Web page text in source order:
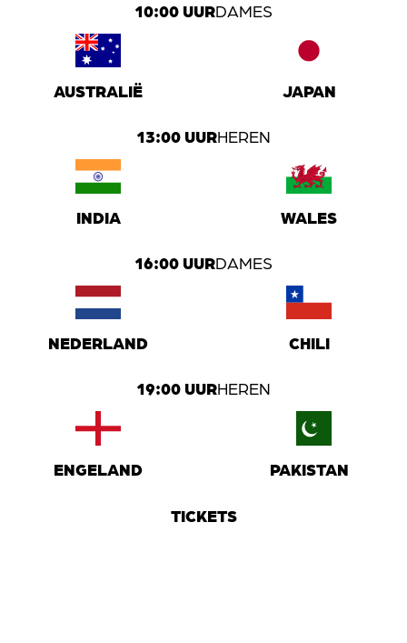
10:00 UURDAMES
AUSTRALIË JAPAN
13:00 UURHEREN
INDIA WALES
16:00 UURDAMES
NEDERLAND CHILI
19:00 UURHEREN
ENGELAND PAKISTAN
TICKETS